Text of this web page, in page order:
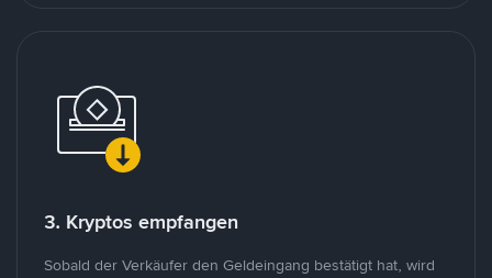
3. Kryptos empfangen
Sobald der Verkäufer den Geldeingang bestätigt hat, wird